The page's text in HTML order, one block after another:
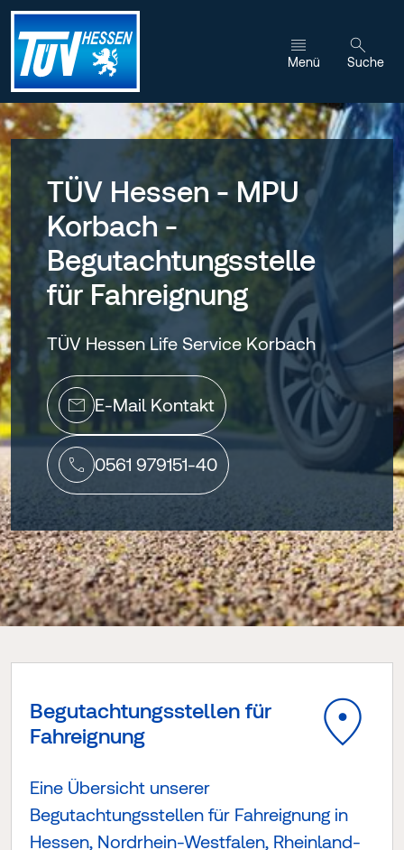
Zum Inhalt wechseln
Menü Suche
TÜV Hessen - MPU
Korbach -
Begutachtungsstelle
für Fahreignung
TÜV Hessen Life Service Korbach
E-Mail Kontakt
0561 979151-40
Begutachtungsstellen für
Fahreignung
Eine Übersicht unserer
Begutachtungsstellen für Fahreignung in
Hessen, Nordrhein-Westfalen, Rheinland-